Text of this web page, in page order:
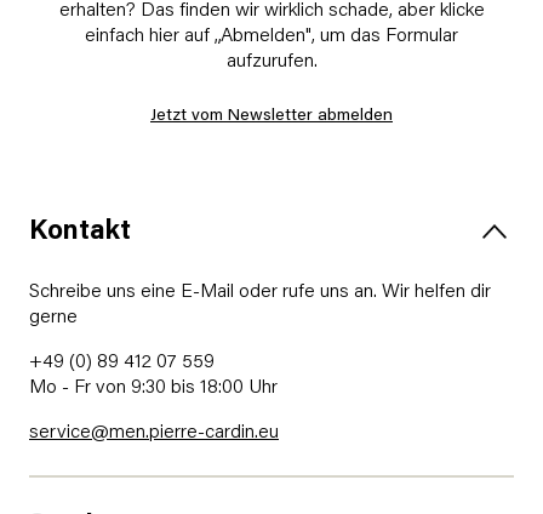
erhalten? Das finden wir wirklich schade, aber klicke
einfach hier auf „Abmelden", um das Formular
aufzurufen.
Jetzt vom Newsletter abmelden
Kontakt
Schreibe uns eine E-Mail oder rufe uns an. Wir helfen dir
gerne
+49 (0) 89 412 07 559
Mo - Fr von 9:30 bis 18:00 Uhr
service@men.pierre-cardin.eu